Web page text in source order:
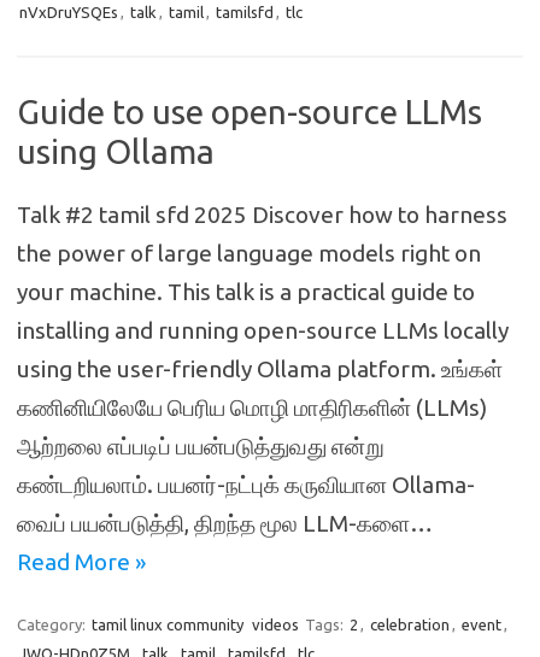
nVxDruYSQEs , talk , tamil, tamilsfd , tlc
Guide to use open-source LLMs
using Ollama
Talk #2 tamil sfd 2025 Discover how to harness
the power of large language models right on
your machine. This talk is a practical guide to
installing and running open-source LLMs locally
using the user-friendly Ollama platform. உங்கள்
கணினியிலேயே பெரிய மொழி மாதிரிகளின் (LLMs)
ஆற்றலை எப்படிப் பயன்படுத்துவது என்று
கண்டறியலாம். பயனர்-நட்புக் கருவியான Ollama-
வைப் பயன்படுத்தி, திறந்த மூல LLM-களை…
Read More »
Category: tamil linux community videos Tags: 2 , celebration , event,
JWQ-HDn0Z5M , talk , tamil, tamilsfd , tlc